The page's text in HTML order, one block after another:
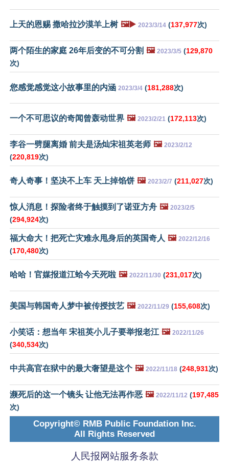
上天的恩赐 撒哈拉沙漠羊上树 🖼️▶️ 2023/3/14 (137,977次)
两个陌生的家庭 26年后变的不可分割 🖼️ 2023/3/5 (129,870
次)
您感觉感觉这小故事里的内涵 2023/3/4 (181,288次)
一个不可思议的奇闻曾轰动世界 🖼️ 2023/2/21 (172,113次)
李谷一劈腿离婚 前夫是汤灿宋祖英老师 🖼️ 2023/2/12
(220,819次)
奇人奇事！坚决不上车 天上掉馅饼 🖼️ 2023/2/7 (211,027次)
惊人消息！探险者终于触摸到了诺亚方舟 🖼️ 2023/2/5
(294,924次)
福大命大！把死亡灾难永甩身后的英国奇人 🖼️ 2022/12/16
(170,480次)
哈哈！官媒报道江蛤今天死啦 🖼️ 2022/11/30 (231,017次)
美国与韩国奇人梦中被传授技艺 🖼️ 2022/11/29 (155,608次)
小笑话：想当年 宋祖英小儿子要举报老江 🖼️ 2022/11/26
(340,534次)
中共高官在狱中的最大奢望是这个 🖼️ 2022/11/18 (248,931次)
濒死后的这一个镜头 让他无法再作恶 🖼️ 2022/11/12 (197,485
次)
Copyright© RMB Public Foundation Inc.
All Rights Reserved
人民报网站服务条款